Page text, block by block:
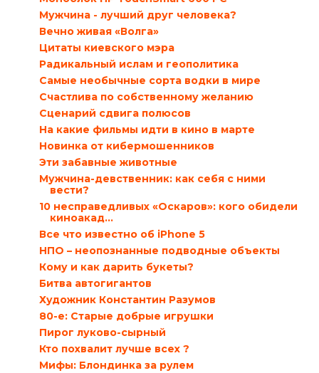
Мужчина - лучший друг человека?
Вечно живая «Волга»
Цитаты киевского мэра
Радикальный ислам и геополитика
Самые необычные сорта водки в мире
Счастлива по собственному желанию
Сценарий сдвига полюсов
На какие фильмы идти в кино в марте
Новинка от кибермошенников
Эти забавные животные
Мужчина-девственник: как себя с ними
вести?
10 несправедливых «Оскаров»: кого обидели
киноакад...
Все что известно об iPhone 5
НПО – неопознанные подводные объекты
Кому и как дарить букеты?
Битва автогигантов
Художник Константин Разумов
80-е: Старые добрые игрушки
Пирог луково-сырный
Кто похвалит лучше всех ?
Мифы: Блондинка за рулем